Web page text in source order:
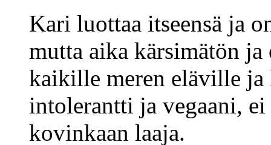
Kari luottaa itseensä ja
mutta aika kärsimätön
kaikille meren eläville ja
intolerantti ja vegaani,
kovinkaan laaja.